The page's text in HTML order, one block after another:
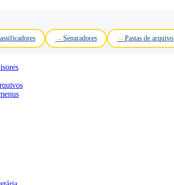
Separadores Pastas de arquivo